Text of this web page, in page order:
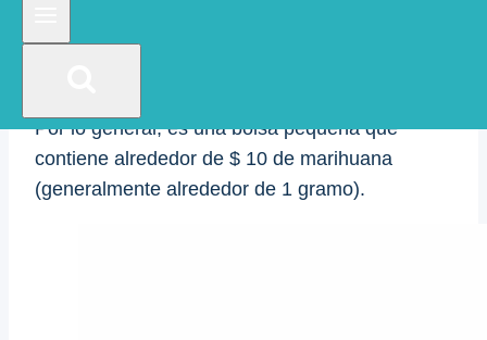
típicamente disponible, ya que 1 moneda de
Por lo general, es una bolsa pequeña que
contiene alrededor de $ 10 de marihuana
(generalmente alrededor de 1 gramo).